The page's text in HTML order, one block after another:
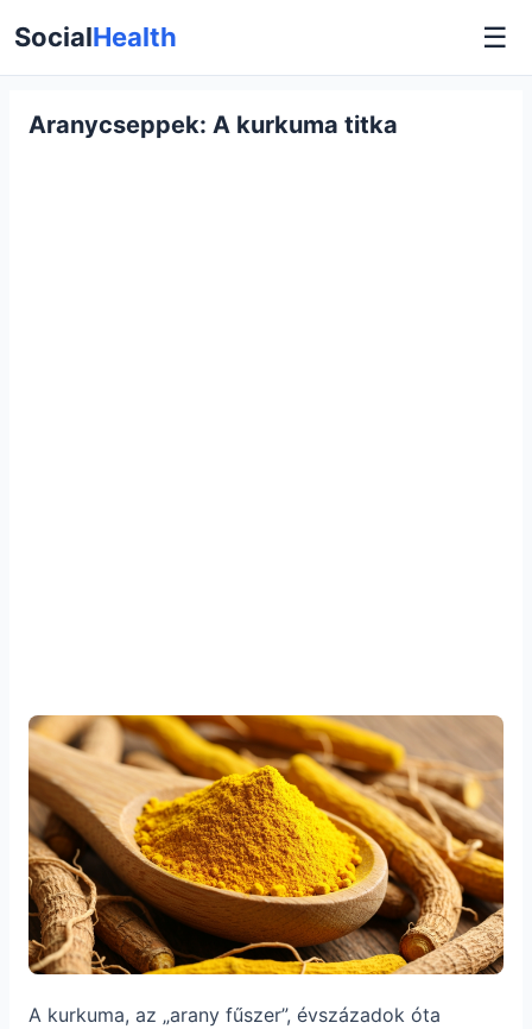
SocialHealth ☰
Aranycseppek: A kurkuma titka
A kurkuma, az „arany fűszer”, évszázadok óta